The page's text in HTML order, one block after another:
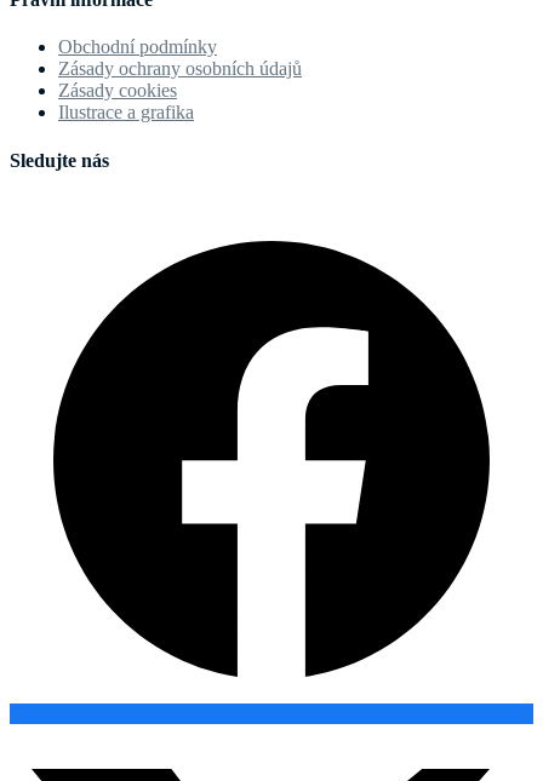
Obchodní podmínky
Zásady ochrany osobních údajů
Zásady cookies
Ilustrace a grafika
Sledujte nás